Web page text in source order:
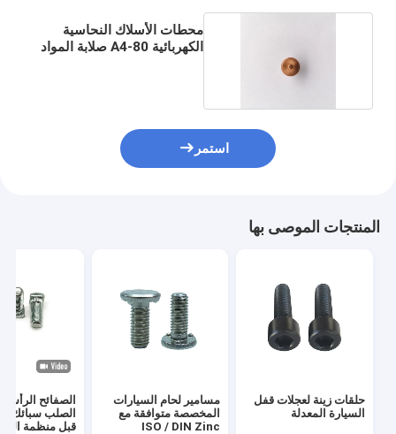
محطات الأسلاك النحاسية
الكهربائية A4-80 صلابة المواد
استمر
المنتجات الموصى بها
حلقات زينة لعجلات قفل
السيارة المعدلة
مسامير لحام السيارات
المخصصة متوافقة مع
ISO / DIN Zinc
الصفائح الرأس
الصلب سبائك
قبل منظمة